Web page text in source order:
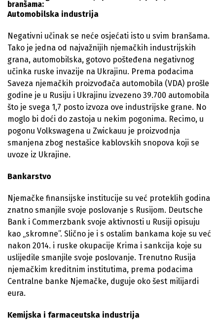
branšama:
Automobilska industrija
Negativni učinak se neće osjećati isto u svim branšama.
Tako je jedna od najvažnijih njemačkih industrijskih
grana, automobilska, gotovo pošteđena negativnog
učinka ruske invazije na Ukrajinu. Prema podacima
Saveza njemačkih proizvođača automobila (VDA) prošle
godine je u Rusiju i Ukrajinu izvezeno 39.700 automobila
što je svega 1,7 posto izvoza ove industrijske grane. No
moglo bi doći do zastoja u nekim pogonima. Recimo, u
pogonu Volkswagena u Zwickauu je proizvodnja
smanjena zbog nestašice kablovskih snopova koji se
uvoze iz Ukrajine.
Bankarstvo
Njemačke finansijske institucije su već proteklih godina
znatno smanjile svoje poslovanje s Rusijom. Deutsche
Bank i Commerzbank svoje aktivnosti u Rusiji opisuju
kao „skromne”. Slično je i s ostalim bankama koje su već
nakon 2014. i ruske okupacije Krima i sankcija koje su
uslijedile smanjile svoje poslovanje. Trenutno Rusija
njemačkim kreditnim institutima, prema podacima
Centralne banke Njemačke, duguje oko šest milijardi
eura.
Kemijska i farmaceutska industrija